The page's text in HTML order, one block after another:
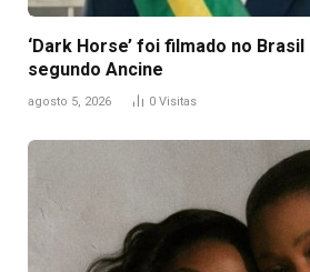
‘Dark Horse’ foi filmado no
segundo Ancine
agosto 5, 2026 0 Visitas